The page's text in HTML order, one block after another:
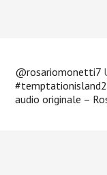
@rosariomonetti7
audio originale –